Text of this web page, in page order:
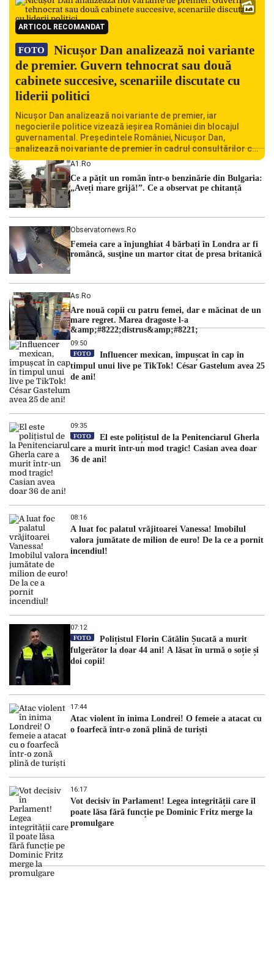
ARTICOL RECOMANDAT
FOTO
Nicușor Dan analizează noi variante
de premier. Guvern tehnocrat sau două
cabinete succesive, scenariile discutate cu
liderii politici
Nicușor Dan analizează noi variante de premier, iar
negocierile politice vizează ieșirea României din blocajul
guvernamental. Președintele României, Nicușor Dan,
analizează noi variante de premier în cadrul consultărilor cu
liderii politici. Ciprian Ciucu vorbește despre scenariul unui
guvern tehnocrat și despre posibilitatea a două cabinete
succesive. Nicușor Dan analizează noi variante de premier
România traversează […]
A1.ro
Ce a pățit un român într-o benzinărie din Bulgaria:
„Aveți mare grijă!”. Ce a observat pe chitanță
Observatornews.ro
Femeia care a înjunghiat 4 bărbați în Londra ar fi
româncă, susţine un martor citat de presa britanică
As.ro
Are nouă copii cu patru femei, dar e măcinat de un
mare regret. Marea dragoste l-a
&amp;#8222;distrus&amp;#8221;
09:50
FOTO
Influencer mexican, împușcat în cap în
timpul unui live pe TikTok! César Gastelum avea 25
de ani!
09:35
FOTO
El este polițistul de la Penitenciarul Gherla
care a murit într-un mod tragic! Casian avea doar
36 de ani!
08:16
A luat foc palatul vrăjitoarei Vanessa! Imobilul
valora jumătate de milion de euro! De la ce a pornit
incendiul!
07:12
FOTO
Polițistul Florin Cătălin Șucată a murit
fulgerător la doar 44 ani! A lăsat în urmă o soție și
doi copii!
17:44
Atac violent în inima Londrei! O femeie a atacat cu
o foarfecă într-o zonă plină de turiști
16:17
Vot decisiv în Parlament! Legea integrității care îl
poate lăsa fără funcție pe Dominic Fritz merge la
promulgare